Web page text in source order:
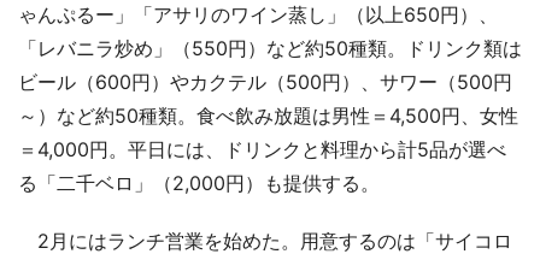
ゃんぷるー」「アサリのワイン蒸し」（以上650円）、
「レバニラ炒め」（550円）など約50種類。ドリンク類は
ビール（600円）やカクテル（500円）、サワー（500円
～）など約50種類。食べ飲み放題は男性＝4,500円、女性
＝4,000円。平日には、ドリンクと料理から計5品が選べ
る「二千ベロ」（2,000円）も提供する。
2月にはランチ営業を始めた。用意するのは「サイコロ